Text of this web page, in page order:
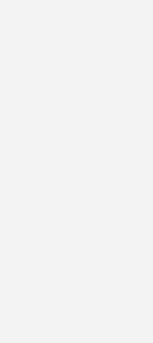
Technik SE in
strategische
der
der
SE sind
Leistungen
spielen